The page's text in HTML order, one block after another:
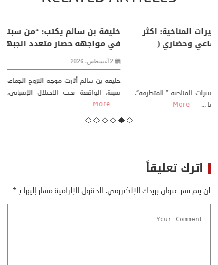
منذر بالضيافي يكتب حول: التغيرات المناخية: اكثر
من ظاهرة طبيعية .. تحول اجتماعي وحضاري (
مقاربة سوسيولوجية )
كتب: منذر بالضيافي بدأت قصتي مع التغييرات المناخية ” المتطرفة”،
منذ نهاية ثمانينات القرن الماضي، حين أطردنا ...
اترك تعليقاً
لن يتم نشر عنوان بريدك الإلكتروني. الحقول الإلزامية مشار إليها بـ*